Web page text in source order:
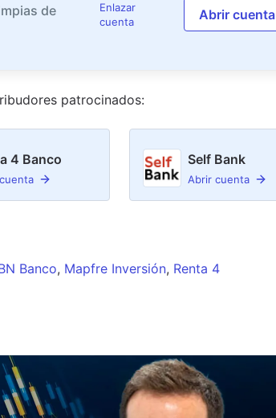
de
Enlazar
cuenta
Abrir cuenta
es patrocinados:
4 Banco Self Bank
Abrir cuenta
Banco, Mapfre Inversión, Renta 4